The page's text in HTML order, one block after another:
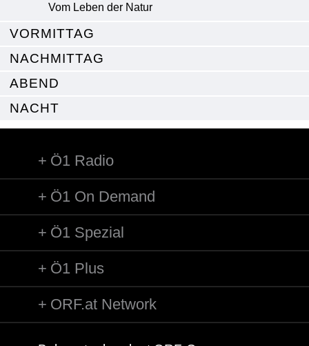
Vom Leben der Natur
VORMITTAG
NACHMITTAG
ABEND
NACHT
Ö1 Radio
Ö1 On Demand
Ö1 Spezial
Ö1 Plus
ORF.at Network